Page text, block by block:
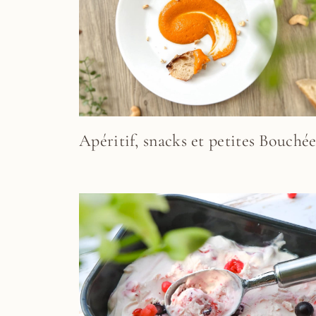
Apéritif, snacks et petites